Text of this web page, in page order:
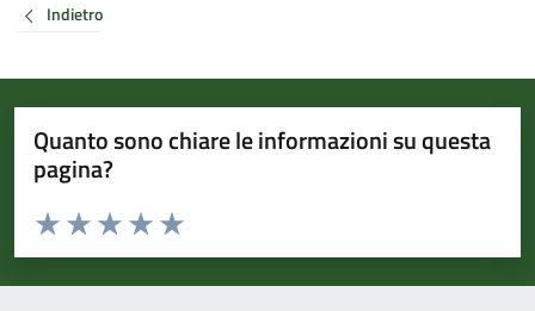
Indietro
Quanto sono chiare le informazioni su questa
pagina?
Valuta da 1 a 5 stelle la pagina
Valuta 5 stelle su 5
Valuta 4 stelle su 5
Valuta 3 stelle su 5
Valuta 2 stelle su 5
Valuta 1 stelle su 5